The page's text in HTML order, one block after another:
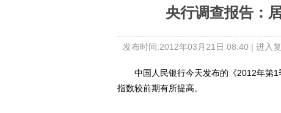
央行调查报告：
发布时间:2012年03月21日 08:40 | 进入
中国人民银行今天发布的《2012年第1
指数较前期有所提高。